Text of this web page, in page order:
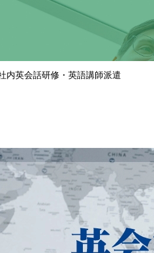
内英会話研修・英語講師派遣